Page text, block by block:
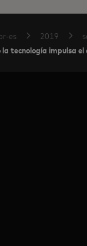
es 2019
tecnología impulsa